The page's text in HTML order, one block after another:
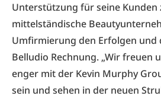
Unterstützung für seine Kunden
mittelständische
Umfirmierung den Erfolgen und
Belludio Rechnung. „Wir freuen
enger mit der Kevin Murphy
sein und sehen in der neuen